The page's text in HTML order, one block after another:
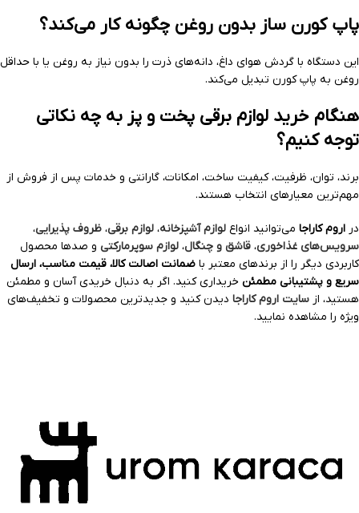
پاپ کورن ساز بدون روغن چگونه کار می‌کند؟
این دستگاه با گردش هوای داغ، دانه‌های ذرت را بدون نیاز به روغن یا با حداقل
روغن به پاپ کورن تبدیل می‌کند.
هنگام خرید لوازم برقی پخت و پز به چه نکاتی
توجه کنیم؟
برند، توان، ظرفیت، کیفیت ساخت، امکانات، گارانتی و خدمات پس از فروش از
مهم‌ترین معیارهای انتخاب هستند.
در اروم کاراجا می‌توانید انواع لوازم آشپزخانه، لوازم برقی، ظروف پذیرایی،
سرویس‌های غذاخوری، قاشق و چنگال، لوازم سوپرمارکتی و صدها محصول
کاربردی دیگر را از برندهای معتبر با ضمانت اصالت کالا، قیمت مناسب، ارسال
سریع و پشتیبانی مطمئن خریداری کنید. اگر به دنبال خریدی آسان و مطمئن
هستید، از سایت اروم کاراجا دیدن کنید و جدیدترین محصولات و تخفیف‌های
ویژه را مشاهده نمایید.